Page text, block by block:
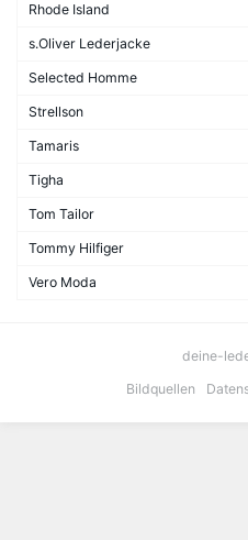
Rhode Island
s.Oliver Lederjacke
Selected Homme
Strellson
Tamaris
Tigha
Tom Tailor
Tommy Hilfiger
Vero Moda
deine-
Bildquellen